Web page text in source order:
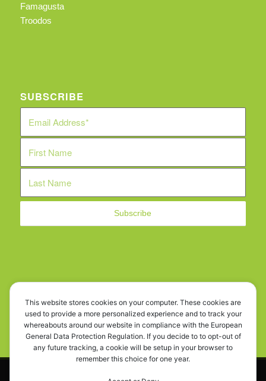
Famagusta
Troodos
SUBSCRIBE
This website stores cookies on your computer. These cookies are
used to provide a more personalized experience and to track your
whereabouts around our website in compliance with the European
General Data Protection Regulation. If you decide to to opt-out of
any future tracking, a cookie will be setup in your browser to
remember this choice for one year.